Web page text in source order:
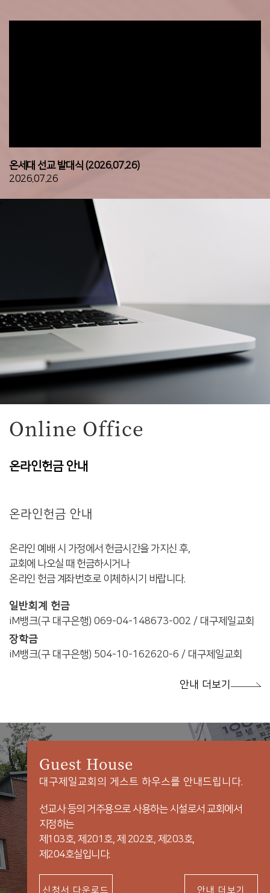
온세대 선교 발대식 (2026.07.26)
2026.07.26
Online Office
온라인헌금 안내
온라인헌금 안내
온라인 예배 시 가정에서 헌금시간을 가지신 후,
교회에 나오실 때 헌금하시거나
온라인 헌금 계좌번호로 이체하시기 바랍니다.
일반회계 헌금
iM뱅크(구 대구은행) 069-04-148673-002 / 대구제일교회
장학금
iM뱅크(구 대구은행) 504-10-162620-6 / 대구제일교회
안내 더보기
Guest House
대구제일교회의 게스트 하우스를 안내드립니다.
선교사 등의 거주용으로 사용하는 시설로서 교회에서
지정하는
제103호, 제201호, 제 202호, 제203호,
제204호실입니다.
신청서 다운로드 안내 더보기